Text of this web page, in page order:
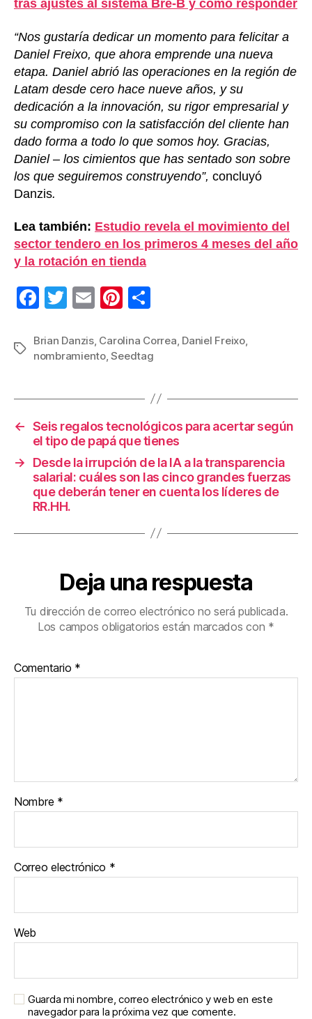
tras ajustes al sistema Bre-B y cómo responder
“Nos gustaría dedicar un momento para felicitar a
Daniel Freixo, que ahora emprende una nueva
etapa. Daniel abrió las operaciones en la región de
Latam desde cero hace nueve años, y su
dedicación a la innovación, su rigor empresarial y
su compromiso con la satisfacción del cliente han
dado forma a todo lo que somos hoy. Gracias,
Daniel – los cimientos que has sentado son sobre
los que seguiremos construyendo”, concluyó
Danzis.
Lea también: Estudio revela el movimiento del
sector tendero en los primeros 4 meses del año
y la rotación en tienda
F
c
e
o
k
T
tt
er
E
ail
Pi
er
e
m
p
ar
tir
Etiquetas
Brian Danzis, Carolina Correa Daniel Freixo,
nombramiento,Seedtag
← Seis regalos tecnológicos para acertar según
el tipo de papá que tienes
→
Desde la irrupción de la IA a la transparencia
salarial: cuáles son las cinco grandes fuerzas
que deberán tener en cuenta los líderes de
RR.HH.
Deja una respuesta
Tu dirección de correo electrónico no será publicada.
Los campos obligatorios están marcados con *
Comentario *
Nombre *
Correo electrónico *
Web
Guarda mi nombre, correo electrónico y web en este
navegador para la próxima vez que comente.